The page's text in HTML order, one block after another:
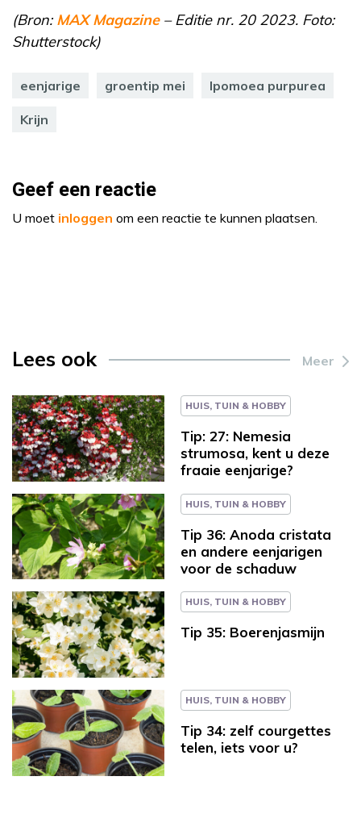
(Bron:MAX Magazine– Editie nr. 20 2023. Foto:
Shutterstock)
eenjarige groentip mei Ipomoea purpurea
Krijn
Geef een reactie
U moet inloggen om een reactie te kunnen plaatsen.
Lees ook Meer
HUIS, TUIN & HOBBY
Tip: 27: Nemesia
strumosa, kent u deze
fraaie eenjarige?
HUIS, TUIN & HOBBY
Tip 36: Anoda cristata
en andere eenjarigen
voor de schaduw
HUIS, TUIN & HOBBY
Tip 35: Boerenjasmijn
HUIS, TUIN & HOBBY
Tip 34: zelf courgettes
telen, iets voor u?